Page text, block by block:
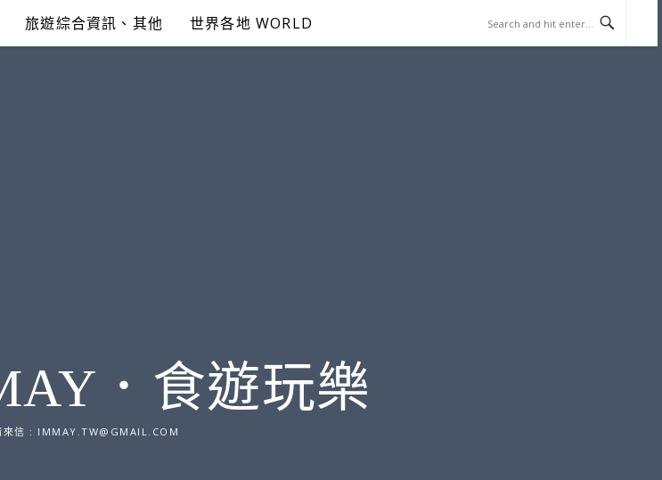
旅遊綜合資訊、其他 世界各地 WORLD
．食遊玩樂
來信 : IMMAY.TW@GMAIL.COM